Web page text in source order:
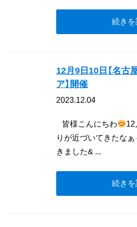
続き
12月9日10日【名古
ア】開催
2023.12.04
皆様こんにちわ
12
りが近づいてきたな
きました& ...
続き